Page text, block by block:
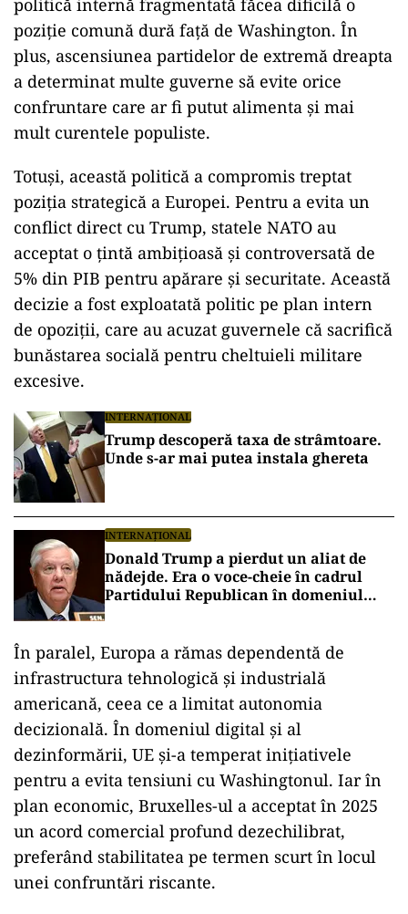
politică internă fragmentată făcea dificilă o
poziție comună dură față de Washington. În
plus, ascensiunea partidelor de extremă dreapta
a determinat multe guverne să evite orice
confruntare care ar fi putut alimenta și mai
mult curentele populiste.
Totuși, această politică a compromis treptat
poziția strategică a Europei. Pentru a evita un
conflict direct cu Trump, statele NATO au
acceptat o țintă ambițioasă și controversată de
5% din PIB pentru apărare și securitate. Această
decizie a fost exploatată politic pe plan intern
de opoziții, care au acuzat guvernele că sacrifică
bunăstarea socială pentru cheltuieli militare
excesive.
INTERNAȚIONAL
Trump descoperă taxa de strâmtoare.
Unde s-ar mai putea instala ghereta
INTERNAȚIONAL
Donald Trump a pierdut un aliat de
nădejde. Era o voce-cheie în cadrul
Partidului Republican în domeniul
În paralel, Europa a rămas dependentă de
infrastructura tehnologică și industrială
americană, ceea ce a limitat autonomia
decizională. În domeniul digital și al
dezinformării, UE și-a temperat inițiativele
pentru a evita tensiuni cu Washingtonul. Iar în
plan economic, Bruxelles-ul a acceptat în 2025
un acord comercial profund dezechilibrat,
preferând stabilitatea pe termen scurt în locul
unei confruntări riscante.